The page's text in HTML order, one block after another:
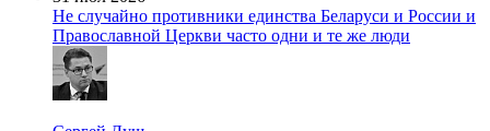
Не случайно противники единства Беларуси и России и
Православной Церкви часто одни и те же люди